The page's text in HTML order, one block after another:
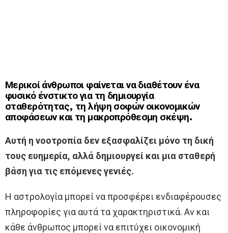
Μερικοί άνθρωποι φαίνεται να διαθέτουν ένα
φυσικό ένστικτο για τη δημιουργία
σταθερότητας, τη λήψη σοφών οικονομικών
αποφάσεων και τη μακροπρόθεσμη σκέψη.
Αυτή η νοοτροπία δεν εξασφαλίζει μόνο τη δική
τους ευημερία, αλλά δημιουργεί και μια σταθερή
βάση για τις επόμενες γενιές.
Η αστρολογία μπορεί να προσφέρει ενδιαφέρουσες
πληροφορίες για αυτά τα χαρακτηριστικά. Αν και
κάθε άνθρωπος μπορεί να επιτύχει οικονομική